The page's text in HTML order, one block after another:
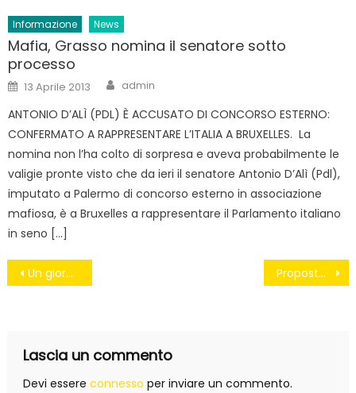
Informazione News
Mafia, Grasso nomina il senatore sotto
processo
Posted
on
13 Aprile 2013 Author
admin
ANTONIO D’ALÌ (PDL) È ACCUSATO DI CONCORSO ESTERNO:
CONFERMATO A RAPPRESENTARE L’ITALIA A BRUXELLES. La
nomina non l’ha colto di sorpresa e aveva probabilmente le
valigie pronte visto che da ieri il senatore Antonio D’Alì (Pdl),
imputato a Palermo di concorso esterno in associazione
mafiosa, è a Bruxelles a rappresentare il Parlamento italiano
in seno […]
Navigazione
Un giorno con Renzi (e con la stampa serva) Proposte5Stelle – Richiesta istituzione assegno civico.
Lascia un commento
Devi essere connesso per inviare un commento.